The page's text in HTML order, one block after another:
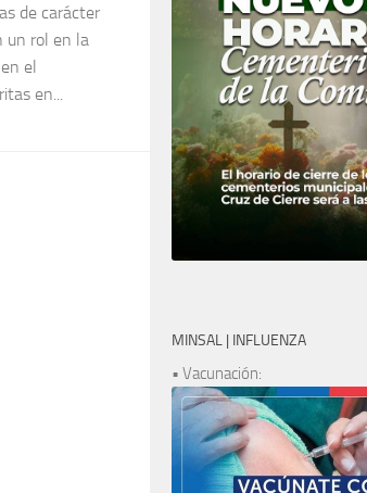
de carácter
un rol en la
el
en...
MINSAL | INFLUENZA
• Vacunación: